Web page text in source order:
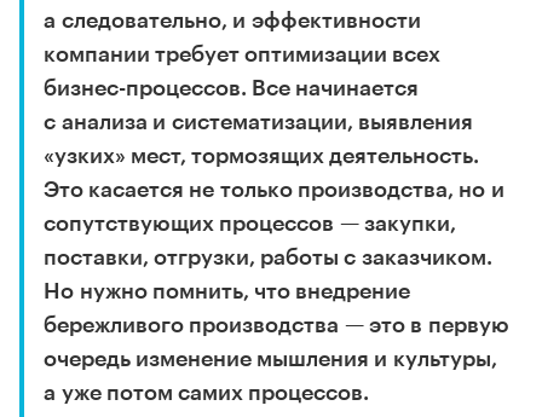
а следовательно, и эффективности
компании требует оптимизации всех
бизнес-процессов. Все начинается
с анализа и систематизации, выявления
«узких» мест, тормозящих деятельность.
Это касается не только производства, но и
сопутствующих процессов — закупки,
поставки, отгрузки, работы с заказчиком.
Но нужно помнить, что внедрение
бережливого производства — это в первую
очередь изменение мышления и культуры,
а уже потом самих процессов.